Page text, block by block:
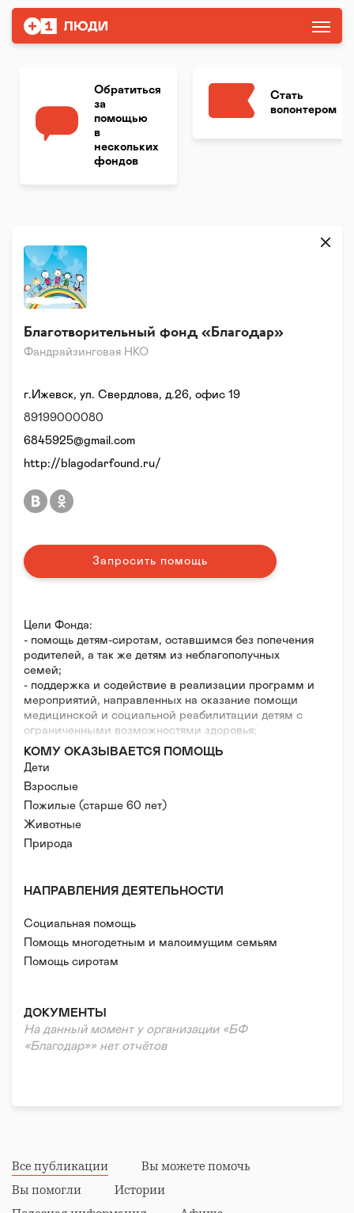
Обратиться
за
помощью
в
нескольких
фондов
Стать
волонтером
Фандрайзинговая НКО
Благотворительный фонд «Благодар»
Цели Фонда:
- помощь детям-сиротам, оставшимся без попечения
родителей, а так же детям из неблагополучных
семей;
- поддержка и содействие в реализации программ и
мероприятий, направленных на оказание помощи
медицинской и социальной реабилитации детям с
ограниченными возможностями здоровья;
- сотрудничество с общественными организациями,
коммерческими структурами, СМИ, а также
частными лицами, разделяющими и
поддерживающими цели Фонда;
- привлечение благотворительной помощи.
КОМУ ОКАЗЫВАЕТСЯ ПОМОЩЬ
Дети
Взрослые
Пожилые (старше 60 лет)
Животные
Природа
НАПРАВЛЕНИЯ ДЕЯТЕЛЬНОСТИ
Социальная помощь
Помощь многодетным и малоимущим семьям
Помощь сиротам
Помощь пострадавшим от стихийных бедствий/
катастроф/войн
Помощь в тяжелой жизненной ситуации
Донорство
ДОКУМЕНТЫ
На данный момент у организации «БФ
«Благодар»» нет отчётов
г.Ижевск, ул. Свердлова, д.26, офис 19
89199000080
6845925@gmail.com
http://blagodarfound.ru/
Запросить помощь
Все публикации
Вы можете помочь
Вы помогли
Истории